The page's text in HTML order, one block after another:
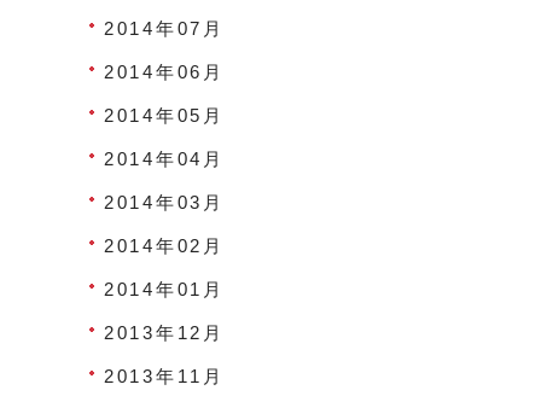
2014年07月
2014年06月
2014年05月
2014年04月
2014年03月
2014年02月
2014年01月
2013年12月
2013年11月